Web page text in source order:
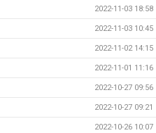
2022-11-03 18:58
2022-11-03 10:45
2022-11-02 14:15
2022-11-01 11:16
2022-10-27 09:56
2022-10-27 09:21
2022-10-26 10:07